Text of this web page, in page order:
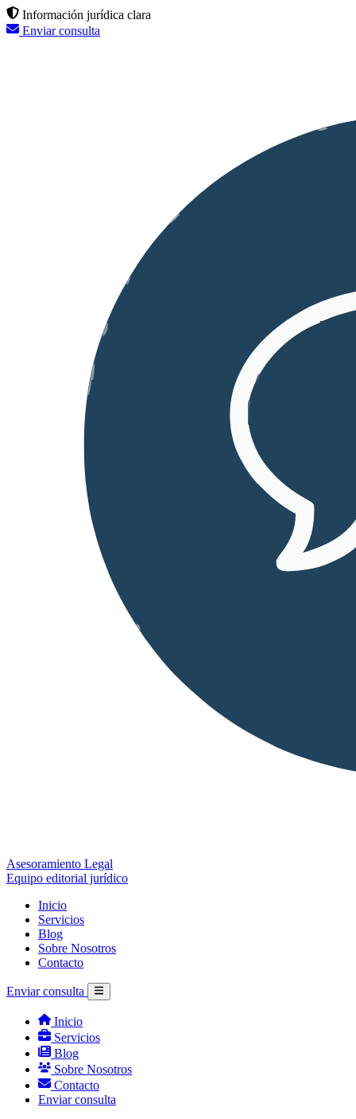
Información jurídica clara
Enviar consulta
Asesoramiento Legal
Equipo editorial jurídico
Inicio
Servicios
Blog
Sobre Nosotros
Contacto
Enviar consulta
Inicio
Servicios
Blog
Sobre Nosotros
Contacto
Enviar consulta